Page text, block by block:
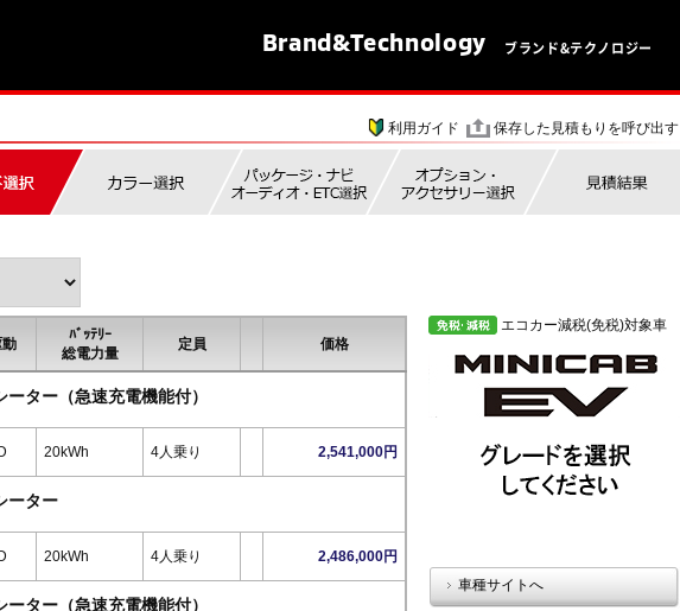
Brand&Technology ブランド&テクノロジー
利用ガイド 保存した見積もりを呼び出す
ﾊﾞｯﾃﾘｰ
総電力量
定員 価格
ーター（急速充電機能付）
20kWh 4人乗り 2,541,000円
ーター
20kWh 4人乗り 2,486,000円
ーター（急速充電機能付）
エコカー減税(免税)対象車
車種サイトへ